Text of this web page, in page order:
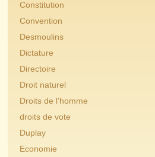
Constitution
Convention
Desmoulins
Dictature
Directoire
Droit naturel
Droits de l’homme
droits de vote
Duplay
Economie